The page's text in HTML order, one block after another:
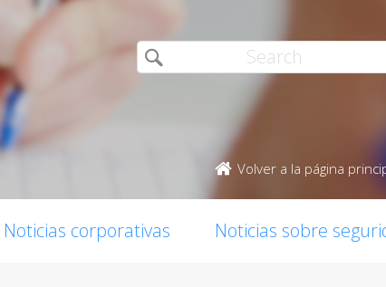
Volver a la página
Noticias corporativas Noticias sobre